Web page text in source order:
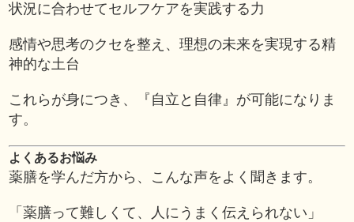
状況に合わせてセルフケアを実践する力
感情や思考のクセを整え、理想の未来を実現する精
神的な土台
これらが身につき、『自立と自律』が可能になりま
す。
よくあるお悩み
薬膳を学んだ方から、こんな声をよく聞きます。
「薬膳って難しくて、人にうまく伝えられない」